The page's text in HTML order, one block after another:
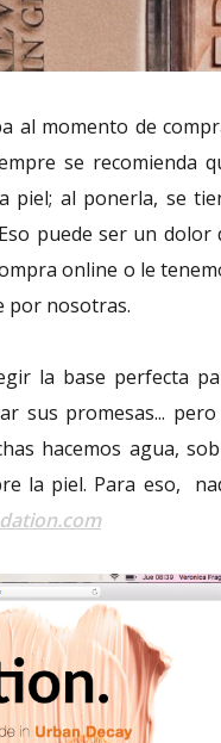
al momento de
se recomienda
piel; al ponerla, se
puede ser un dolor
online o le
por nosotras.
la base perfecta
sus promesas...
hacemos agua,
la piel. Para eso,